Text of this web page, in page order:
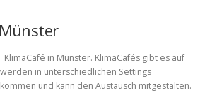
in Münster. KlimaCafés gibt es auf
in unterschiedlichen Settings
und kann den Austausch mitgestalten.